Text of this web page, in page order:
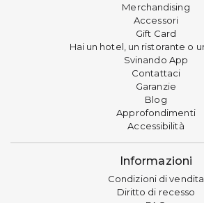
Merchandising
Accessori
Gift Card
Hai un hotel, un ristorante o
Svinando App
Contattaci
Garanzie
Blog
Approfondimenti
Accessibilità
Informazioni
Condizioni di vendita
Diritto di recesso